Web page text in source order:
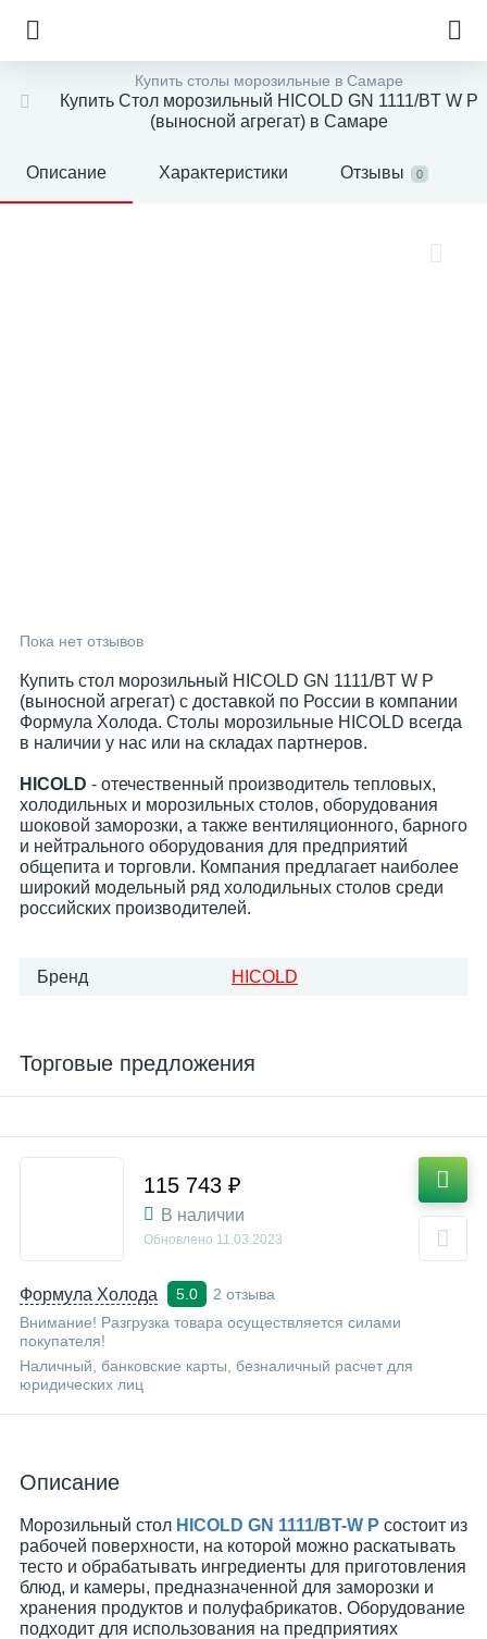
Купить столы морозильные в Самаре
Купить Стол морозильный HICOLD GN 1111/BT W P
(выносной агрегат) в Самаре
Описание Характеристики Отзывы 0
Пока нет отзывов
Купить стол морозильный HICOLD GN 1111/BT W P
(выносной агрегат) с доставкой по России в компании
Формула Холода. Столы морозильные HICOLD всегда
в наличии у нас или на складах партнеров.
HICOLD - отечественный производитель тепловых,
холодильных и морозильных столов, оборудования
шоковой заморозки, а также вентиляционного, барного
и нейтрального оборудования для предприятий
общепита и торговли. Компания предлагает наиболее
широкий модельный ряд холодильных столов среди
российских производителей.
Бренд HICOLD
Торговые предложения
Формула Холода 5.0
2 отзыва
Внимание! Разгрузка товара осуществляется силами
покупателя!
Наличный, банковские карты, безналичный расчет для
юридических лиц
115 743 ₽
В наличии
Обновлено 11.03.2023
Описание
Морозильный стол HICOLD GN 1111/BT-W P состоит из
рабочей поверхности, на которой можно раскатывать
тесто и обрабатывать ингредиенты для приготовления
блюд, и камеры, предназначенной для заморозки и
хранения продуктов и полуфабрикатов. Оборудование
подходит для использования на предприятиях